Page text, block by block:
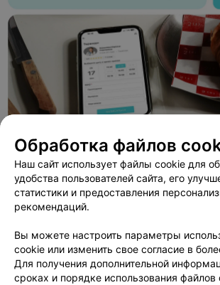
ЭФФЕКТИВНАЯ РЕКЛАМА НА САЙТЕ
Кеплер
Брест, ул. Советской Конституции, 30 до
Обработка файлов
Наш сайт использует файлы cookie для
удобства пользователей сайта, его
статистики и предоставления
рекомендаций.
Вы можете настроить параметры
cookie или изменить свое согласие в
Для получения дополнительной
сроках и порядке использования